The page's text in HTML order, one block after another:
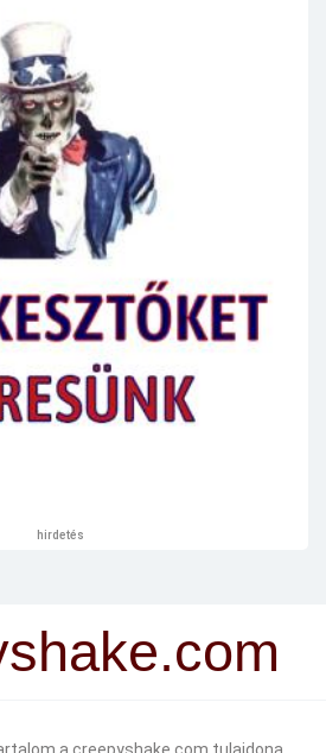
hirdetés
a creepyshake.com tulajdona.